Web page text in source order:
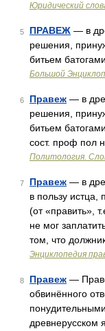
Юридический
5 ПРАВЕЖ — в
решения,
битьем
Большой
6 Правеж — в
решения,
битьем
сост. проф пол
Политология.
7 Правеж — в
в пользу
(от «править»,
не мог
том, что
Энциклопедия
8 Правеж —
обвинённого
древнерусском